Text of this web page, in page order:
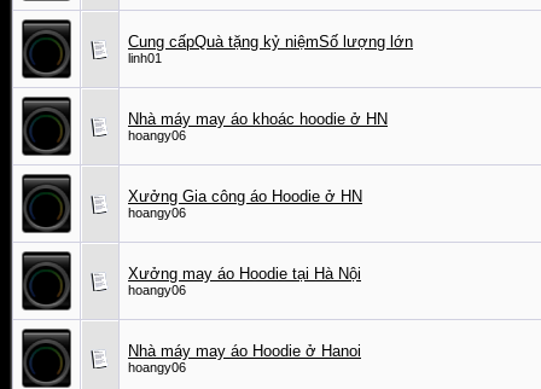
Cung cấpQuà tặng kỷ niệmSố lượng lớn
linh01
Nhà máy may áo khoác hoodie ở HN
hoangy06
Xưởng Gia công áo Hoodie ở HN
hoangy06
Xưởng may áo Hoodie tại Hà Nội
hoangy06
Nhà máy may áo Hoodie ở Hanoi
hoangy06